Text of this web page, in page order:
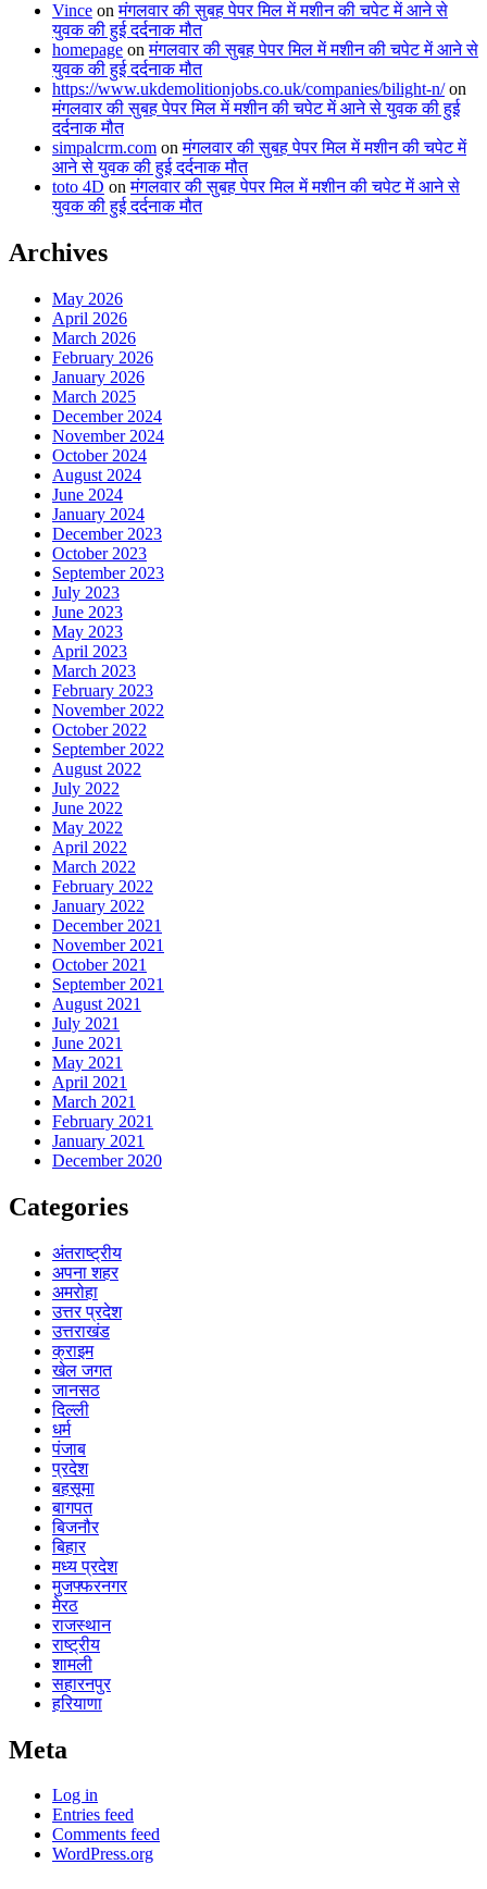
Vince onमंगलवार की सुबह पेपर मिल में मशीन की चपेट में आने से
युवक की हुई दर्दनाक मौत
homepage onमंगलवार की सुबह पेपर मिल में मशीन की चपेट में आने से
युवक की हुई दर्दनाक मौत
https://www.ukdemolitionjobs.co.uk/companies/bilight-n/on
मंगलवार की सुबह पेपर मिल में मशीन की चपेट में आने से युवक की हुई
दर्दनाक मौत
simpalcrm.com onमंगलवार की सुबह पेपर मिल में मशीन की चपेट में
आने से युवक की हुई दर्दनाक मौत
toto 4D onमंगलवार की सुबह पेपर मिल में मशीन की चपेट में आने से
युवक की हुई दर्दनाक मौत
Archives
May 2026
April 2026
March 2026
February 2026
January 2026
March 2025
December 2024
November 2024
October 2024
August 2024
June 2024
January 2024
December 2023
October 2023
September 2023
July 2023
June 2023
May 2023
April 2023
March 2023
February 2023
November 2022
October 2022
September 2022
August 2022
July 2022
June 2022
May 2022
April 2022
March 2022
February 2022
January 2022
December 2021
November 2021
October 2021
September 2021
August 2021
July 2021
June 2021
May 2021
April 2021
March 2021
February 2021
January 2021
December 2020
Categories
अंतराष्ट्रीय
अपना शहर
अमरोहा
उत्तर प्रदेश
उत्तराखंड
क्राइम
खेल जगत
जानसठ
दिल्ली
धर्म
पंजाब
प्रदेश
बहसूमा
बागपत
बिजनौर
बिहार
मध्य प्रदेश
मुजफ्फरनगर
मेरठ
राजस्थान
राष्ट्रीय
शामली
सहारनपुर
हरियाणा
Meta
Log in
Entries feed
Comments feed
WordPress.org